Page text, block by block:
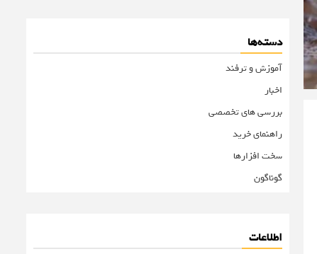
دسته‌ها
آموزش و ترفند
اخبار
بررسی های تخصصی
راهنمای خرید
سخت افزارها
گوناگون
اطلاعات